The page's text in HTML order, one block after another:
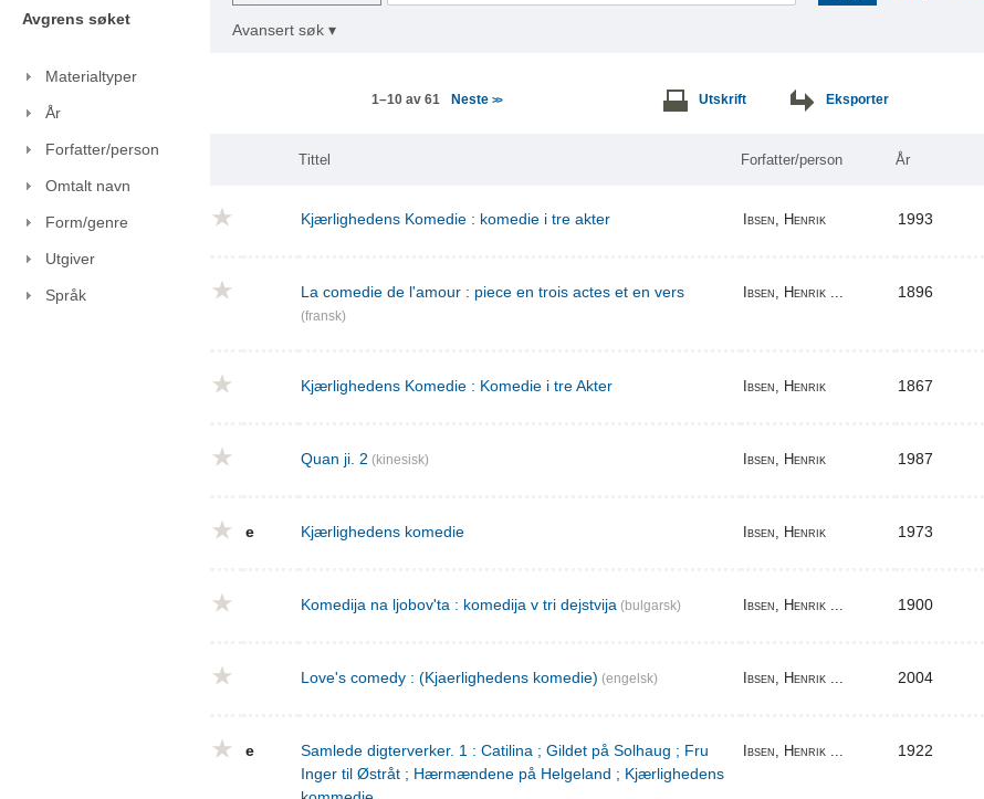
Avgrens søket
Materialtyper
År
Forfatter/person
Omtalt navn
Form/genre
Utgiver
Språk
Avansert søk ▾
1–10 av 61 Neste>> Utskrift Eksporter
Tittel Forfatter/person År
Kjærlighedens Komedie : komedie i tre akter Ibsen, Henrik 1993
La comedie de l'amour : piece en trois actes et en vers
(fransk)
Ibsen, Henrik ... 1896
Kjærlighedens Komedie : Komedie i tre Akter Ibsen, Henrik 1867
Quan ji. 2 (kinesisk) Ibsen, Henrik 1987
e Kjærlighedens komedie Ibsen, Henrik 1973
Komedija na ljobov'ta : komedija v tri dejstvija (bulgarsk) Ibsen, Henrik ... 1900
Love's comedy : (Kjaerlighedens komedie) (engelsk) Ibsen, Henrik ... 2004
e
Samlede digterverker. 1 : Catilina ; Gildet på Solhaug ; Fru
Inger til Østråt ; Hærmændene på Helgeland ; Kjærlighedens
Ibsen, Henrik ... 1922